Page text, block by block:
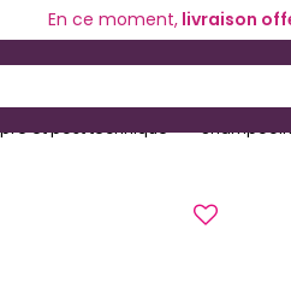
En ce moment,livraison
et post technique